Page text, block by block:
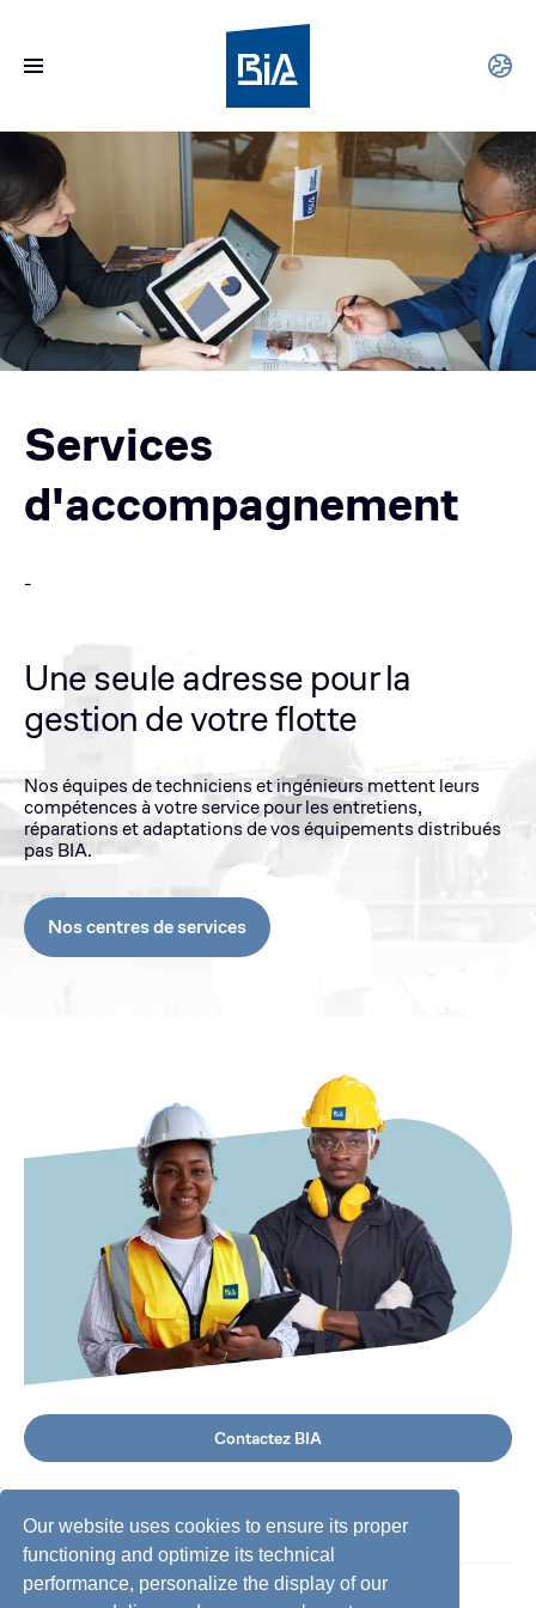
Our website uses cookies to ensure its proper
functioning and optimize its technical
performance, personalize the display of our
Services
d'accompagnement
-
Une seule adresse pour la
gestion de votre flotte
Nos équipes de techniciens et ingénieurs mettent leurs
compétences à votre service pour les entretiens,
réparations et adaptations de vos équipements distribués
pas BIA.
Nos centres de services
Contactez BIA